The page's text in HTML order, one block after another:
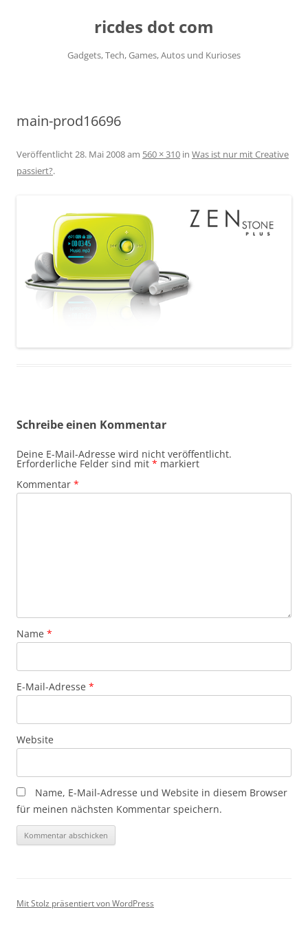
ricdes dot com
Gadgets, Tech, Games, Autos und Kurioses
main-prod16696
Veröffentlicht28. Mai 2008am 560 × 310 in Was ist nur mit Creative
passiert?.
Schreibe einen Kommentar
Deine E-Mail-Adresse wird nicht veröffentlicht.
Erforderliche Felder sind mit * markiert
Kommentar *
Name *
E-Mail-Adresse *
Website
Name, E-Mail-Adresse und Website in diesem Browser
für meinen nächsten Kommentar speichern.
Mit Stolz präsentiert von WordPress